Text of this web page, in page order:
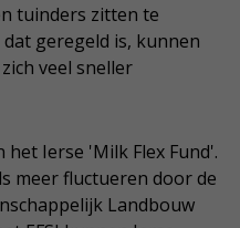
tuinders zitten te
geregeld is, kunnen
veel sneller
Ierse 'Milk Flex Fund'.
meer fluctueren door de
Landbouw